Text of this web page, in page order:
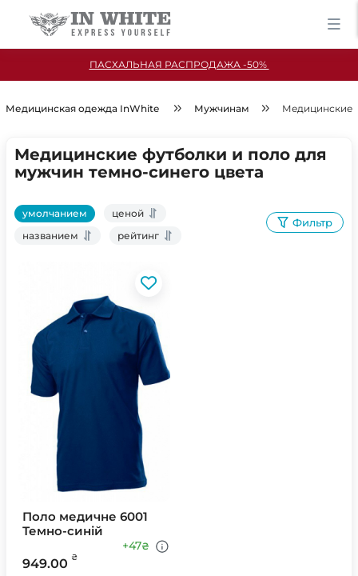
ПАСХАЛЬНАЯ РАСПРОДАЖА -50%
Медицинская одежда InWhite Мужчинам Медицинские
Медицинские футболки и поло для
мужчин темно-синего цвета
умолчанием
ценой
названием
рейтинг
Фильтр
Поло медичне 6001
Темно-синій
949.00 ₴
+47₴